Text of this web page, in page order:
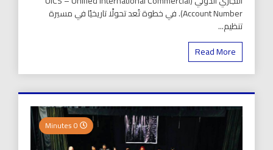
Account Number). في خطوة تُعد تحولًا تاريخيًا في مسيرة
تنظيم...
Read More